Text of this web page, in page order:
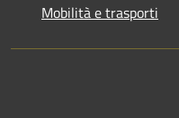
Mobilità e trasporti